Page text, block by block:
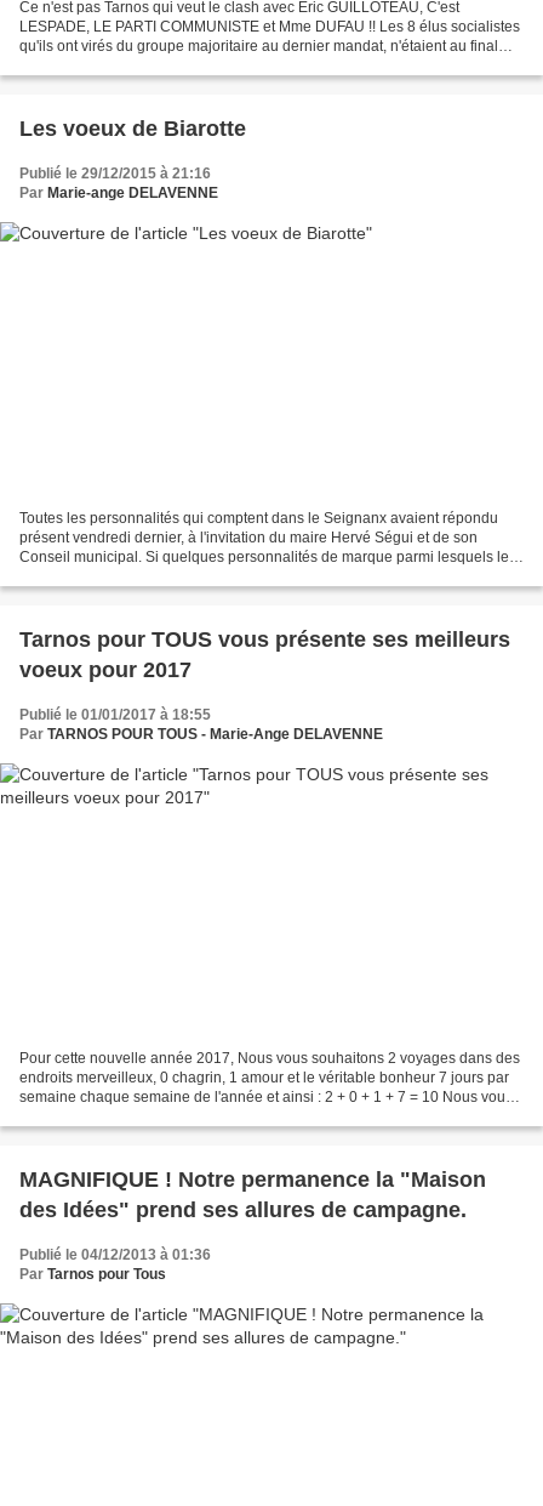
Ce n'est pas Tarnos qui veut le clash avec Eric GUILLOTEAU, C'est
LESPADE, LE PARTI COMMUNISTE et Mme DUFAU !! Les 8 élus socialistes
qu'ils ont virés du groupe majoritaire au dernier mandat, n'étaient au final
Les voeux de Biarotte
Publié le 29/12/2015 à 21:16
Par Marie-ange DELAVENNE
Toutes les personnalités qui comptent dans le Seignanx avaient répondu
présent vendredi dernier, à l'invitation du maire Hervé Ségui et de son
Conseil municipal. Si quelques personnalités de marque parmi lesquels le
Tarnos pour TOUS vous présente ses meilleurs
voeux pour 2017
Publié le 01/01/2017 à 18:55
Par TARNOS POUR TOUS - Marie-Ange DELAVENNE
Pour cette nouvelle année 2017, Nous vous souhaitons 2 voyages dans des
endroits merveilleux, 0 chagrin, 1 amour et le véritable bonheur 7 jours par
semaine chaque semaine de l'année et ainsi : 2 + 0 + 1 + 7 = 10 Nous vous
MAGNIFIQUE ! Notre permanence la "Maison
des Idées" prend ses allures de campagne.
Publié le 04/12/2013 à 01:36
Par Tarnos pour Tous